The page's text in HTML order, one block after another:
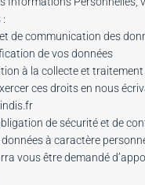
et de communication des
de vos données
à la collecte et
ces droits en nous
de sécurité et de
à caractère
vous être demandé